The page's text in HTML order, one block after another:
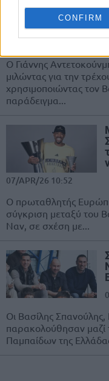
CONFIRM
Ο Γιάννης
μιλώντας για την
χρησιμοποιώντας τον
παράδειγμα...
07/APR/26 10:52
Ο πρωταθλητής
σύγκριση μεταξύ του
Ναν, σε σχέση με...
Οι Βασίλης
παρακολούθησαν μαζί
Παμπαίδων της